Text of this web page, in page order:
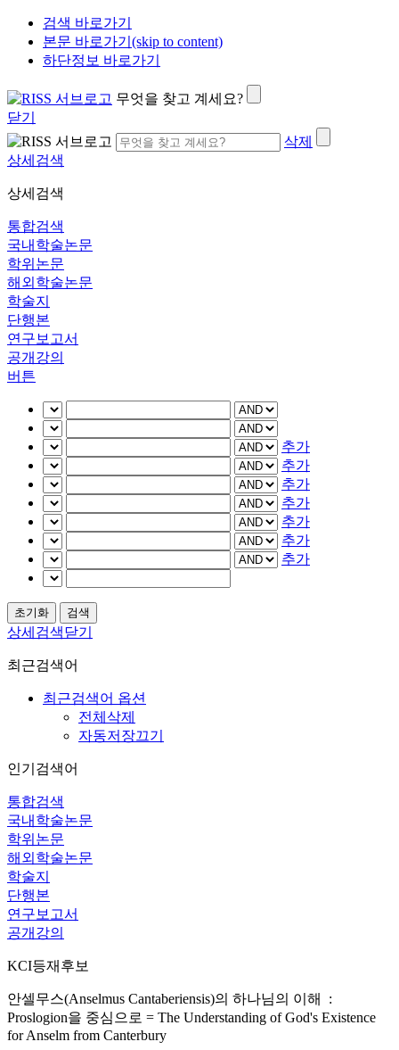
검색 바로가기
본문 바로가기(skip to content)
하단정보 바로가기
무엇을 찾고 계세요?
닫기
삭제
상세검색
상세검색
통합검색
국내학술논문
학위논문
해외학술논문
학술지
단행본
연구보고서
공개강의
버튼
추가
추가
추가
추가
추가
추가
추가
상세검색닫기
최근검색어
최근검색어 옵션
전체삭제
자동저장끄기
인기검색어
통합검색
국내학술논문
학위논문
해외학술논문
학술지
단행본
연구보고서
공개강의
KCI등재후보
안셀무스(Anselmus Cantaberiensis)의 하나님의 이해 :
Proslogion을 중심으로 = The Understanding of God's Existence
for Anselm from Canterbury